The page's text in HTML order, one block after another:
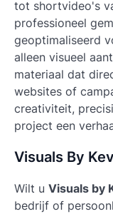
tot shortvideo's
professioneel
geoptimaliseerd
alleen visueel
materiaal dat
websites of
creativiteit,
project een
Visuals By
Wilt u Visuals by
bedrijf of